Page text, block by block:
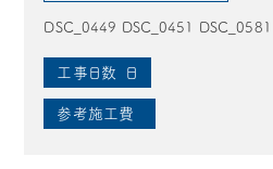
DSC_0449 DSC_0451
工事日数 日
参考施工費